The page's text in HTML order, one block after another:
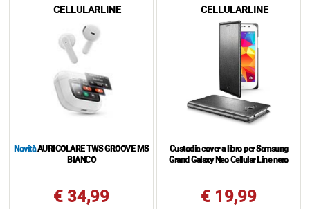
CELLULARLINE
Novità AURICOLARE TWS GROOVE MS
BIANCO
€ 34,99
CELLULARLINE
Custodia cover a libro per Samsung
Grand Galaxy Neo Cellular Line nero
€ 19,99